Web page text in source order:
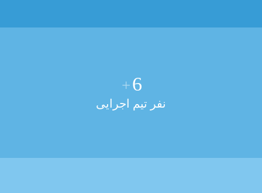
6
+
نفر تیم اجرایی